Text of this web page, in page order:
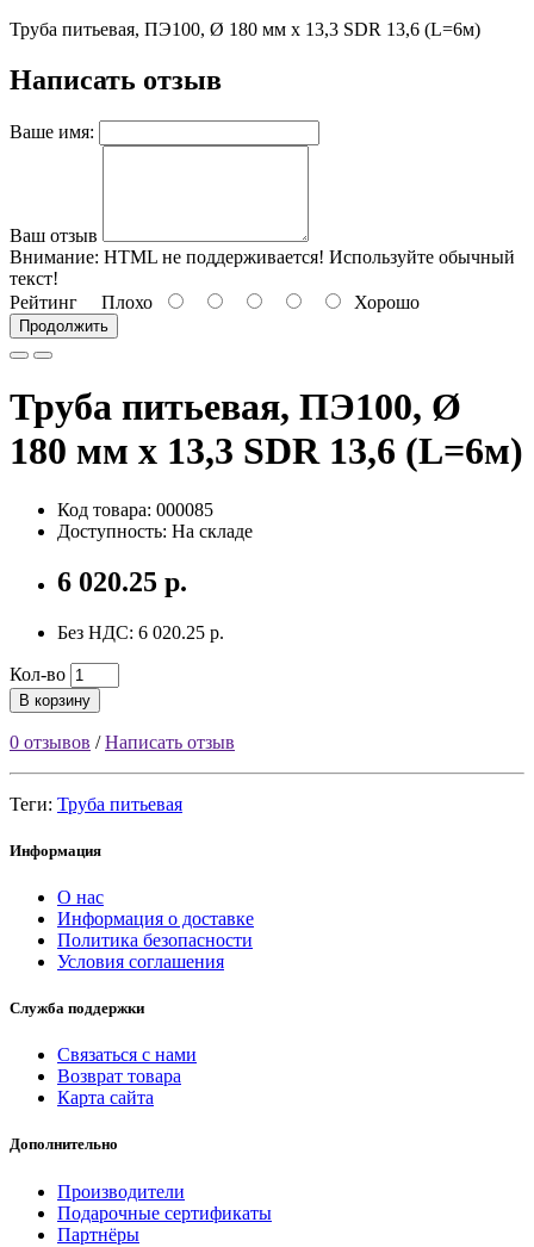
Труба питьевая, ПЭ100, Ø 180 мм x 13,3 SDR 13,6 (L=6м)
Написать отзыв
Ваше имя:
Ваш отзыв
Внимание: HTML не поддерживается! Используйте обычный
текст!
Рейтинг Плохо Хорошо
Продолжить
Труба питьевая, ПЭ100, Ø
180 мм x 13,3 SDR 13,6 (L=6м)
Код товара: 000085
Доступность: На складе
6 020.25 р.
Без НДС: 6 020.25 р.
Кол-во
В корзину
0 отзывов /Написать отзыв
Теги: Труба питьевая
Информация
О нас
Информация о доставке
Политика безопасности
Условия соглашения
Служба поддержки
Связаться с нами
Возврат товара
Карта сайта
Дополнительно
Производители
Подарочные сертификаты
Партнёры